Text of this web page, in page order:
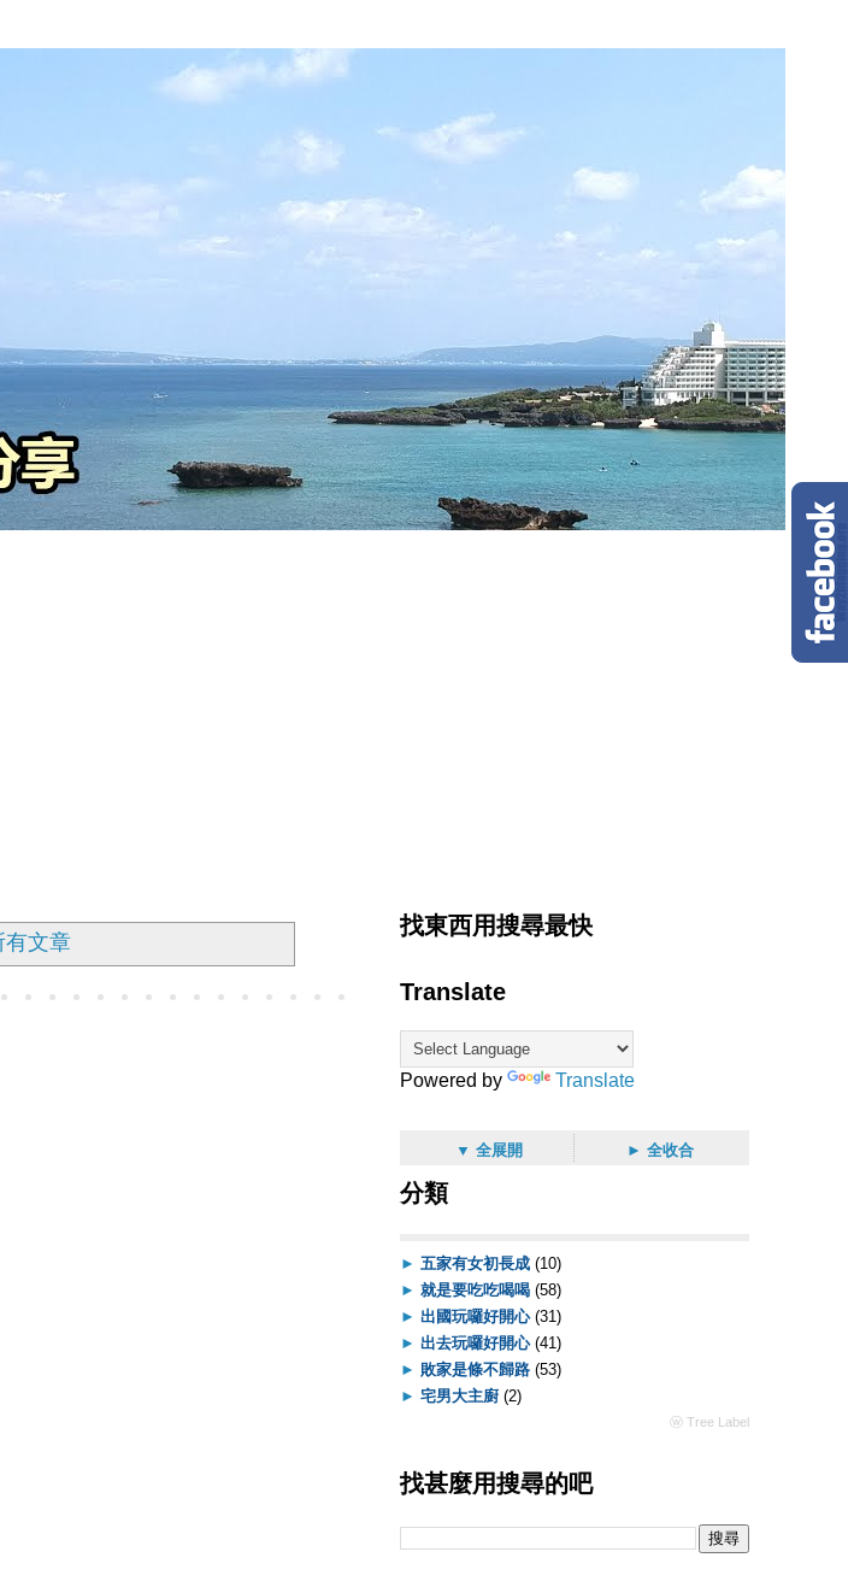
有文章
找東西用搜尋最快
Translate
Powered by Translate
▼ 全展開 ► 全收合
分類
► 五家有女初長成 (10)
► 就是要吃吃喝喝 (58)
► 出國玩囉好開心 (31)
► 出去玩囉好開心 (41)
► 敗家是條不歸路 (53)
► 宅男大主廚 (2)
ⓦ Tree Label
找甚麼用搜尋的吧